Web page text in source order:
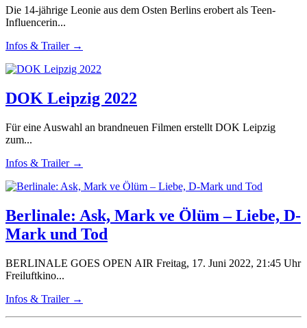
Die 14-jährige Leonie aus dem Osten Berlins erobert als Teen-
Influencerin...
Infos & Trailer →
DOK Leipzig 2022
Für eine Auswahl an brandneuen Filmen erstellt DOK Leipzig
zum...
Infos & Trailer →
Berlinale: Ask, Mark ve Ölüm – Liebe, D-
Mark und Tod
BERLINALE GOES OPEN AIR Freitag, 17. Juni 2022, 21:45 Uhr
Freiluftkino...
Infos & Trailer →